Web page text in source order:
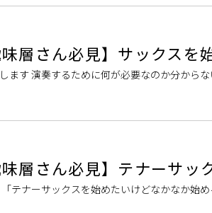
層さん必見】サックスを
ます 演奏するために何が必要なのか分から
を始められない方も多いのではな […]
味層さん必見】テナーサッ
テナーサックスを始めたいけどなかなか始
きるか不安」そんな方も私た […]